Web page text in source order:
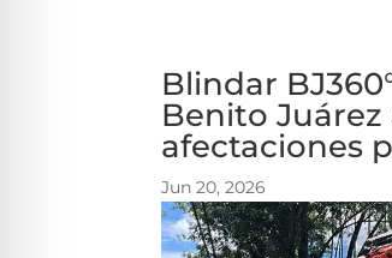
Blindar
Benito
afectaciones
Jun 20, 2026